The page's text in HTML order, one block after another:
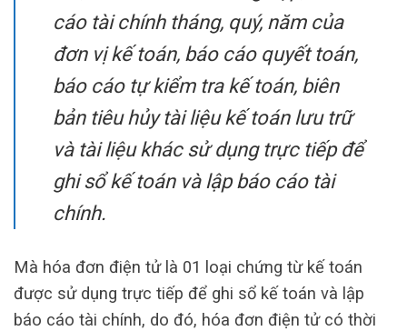
cáo tài chính tháng, quý, năm của
đơn vị kế toán, báo cáo quyết toán,
báo cáo tự kiểm tra kế toán, biên
bản tiêu hủy tài liệu kế toán lưu trữ
và tài liệu khác sử dụng trực tiếp để
ghi sổ kế toán và lập báo cáo tài
chính.
Mà hóa đơn điện tử là 01 loại chứng từ kế toán
được sử dụng trực tiếp để ghi sổ kế toán và lập
báo cáo tài chính, do đó, hóa đơn điện tử có thời